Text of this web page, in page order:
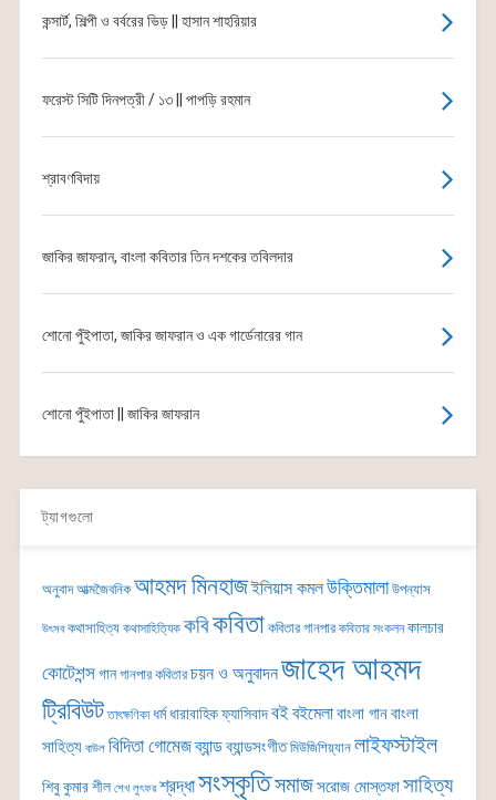
কন্সার্ট, শিল্পী ও বর্বরের ভিড় || হাসান শাহরিয়ার
ফরেস্ট সিটি দিনপত্রী / ১৩ || পাপড়ি রহমান
শ্রাবণবিদায়
জাকির জাফরান, বাংলা কবিতার তিন দশকের তবিলদার
শোনো পুঁইপাতা, জাকির জাফরান ও এক গার্ডেনারের গান
শোনো পুঁইপাতা || জাকির জাফরান
ট্যাগগুলো
অনুবাদ আত্মজৈবনিক আহমদ মিনহাজইলিয়াস কমলউক্তিমালা উপন্যাস
উৎসব কথাসাহিত্য কথাসাহিত্যিক কবিকবিতা কবিতার গানপার কবিতার সংকলন কালচার
কোটেশন্সগান গানপার কবিতার চয়ন ও অনুবাদনজাহেদ আহমদ
ট্রিবিউট তাৎক্ষণিকা ধর্ম ধারাবাহিকফ্যাসিবাদবইবইমেলাবাংলা গানবাংলা
সাহিত্য বাউল বিদিতা গোমেজব্যান্ডব্যান্ডসংগীত মিউজিশিয়্যান লাইফস্টাইল
শিবু কুমার শীল শেখ লুৎফর শ্রদ্ধাসংস্কৃতিসমাজসরোজ মোস্তফাসাহিত্য